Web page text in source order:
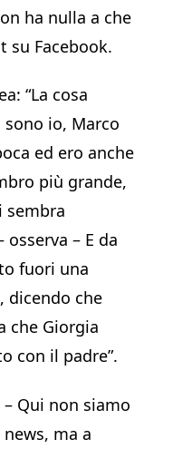
ha nulla a che
su Facebook.
“La cosa
sono io, Marco
ed ero anche
più grande,
sembra
– E da
fuori una
dicendo che
che Giorgia
con il padre”.
Qui non siamo
ma a